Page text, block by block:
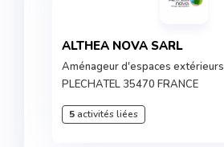
ALTHEA NOVA SARL
Aménageur d'espaces extérieurs
PLECHATEL 35470 FRANCE
5activités liées